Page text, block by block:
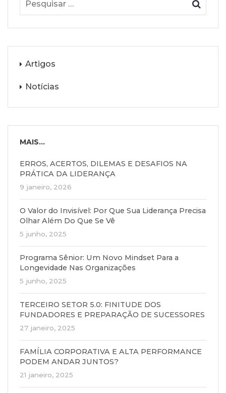
Artigos
Notícias
MAIS...
ERROS, ACERTOS, DILEMAS E DESAFIOS NA
PRÁTICA DA LIDERANÇA
9 janeiro, 2026
O Valor do Invisível: Por Que Sua Liderança Precisa
Olhar Além Do Que Se Vê
5 junho, 2025
Programa Sênior: Um Novo Mindset Para a
Longevidade Nas Organizações
5 junho, 2025
TERCEIRO SETOR 5.0: FINITUDE DOS
FUNDADORES E PREPARAÇÃO DE SUCESSORES
27 janeiro, 2025
FAMÍLIA CORPORATIVA E ALTA PERFORMANCE
PODEM ANDAR JUNTOS?
21 janeiro, 2025